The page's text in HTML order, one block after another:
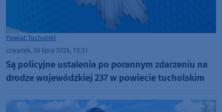
Powiat Tucholski
czwartek, 30 lipca 2026, 13:31
Są policyjne ustalenia po porannym zdarzeniu na
drodze wojewódzkiej 237 w powiecie tucholskim